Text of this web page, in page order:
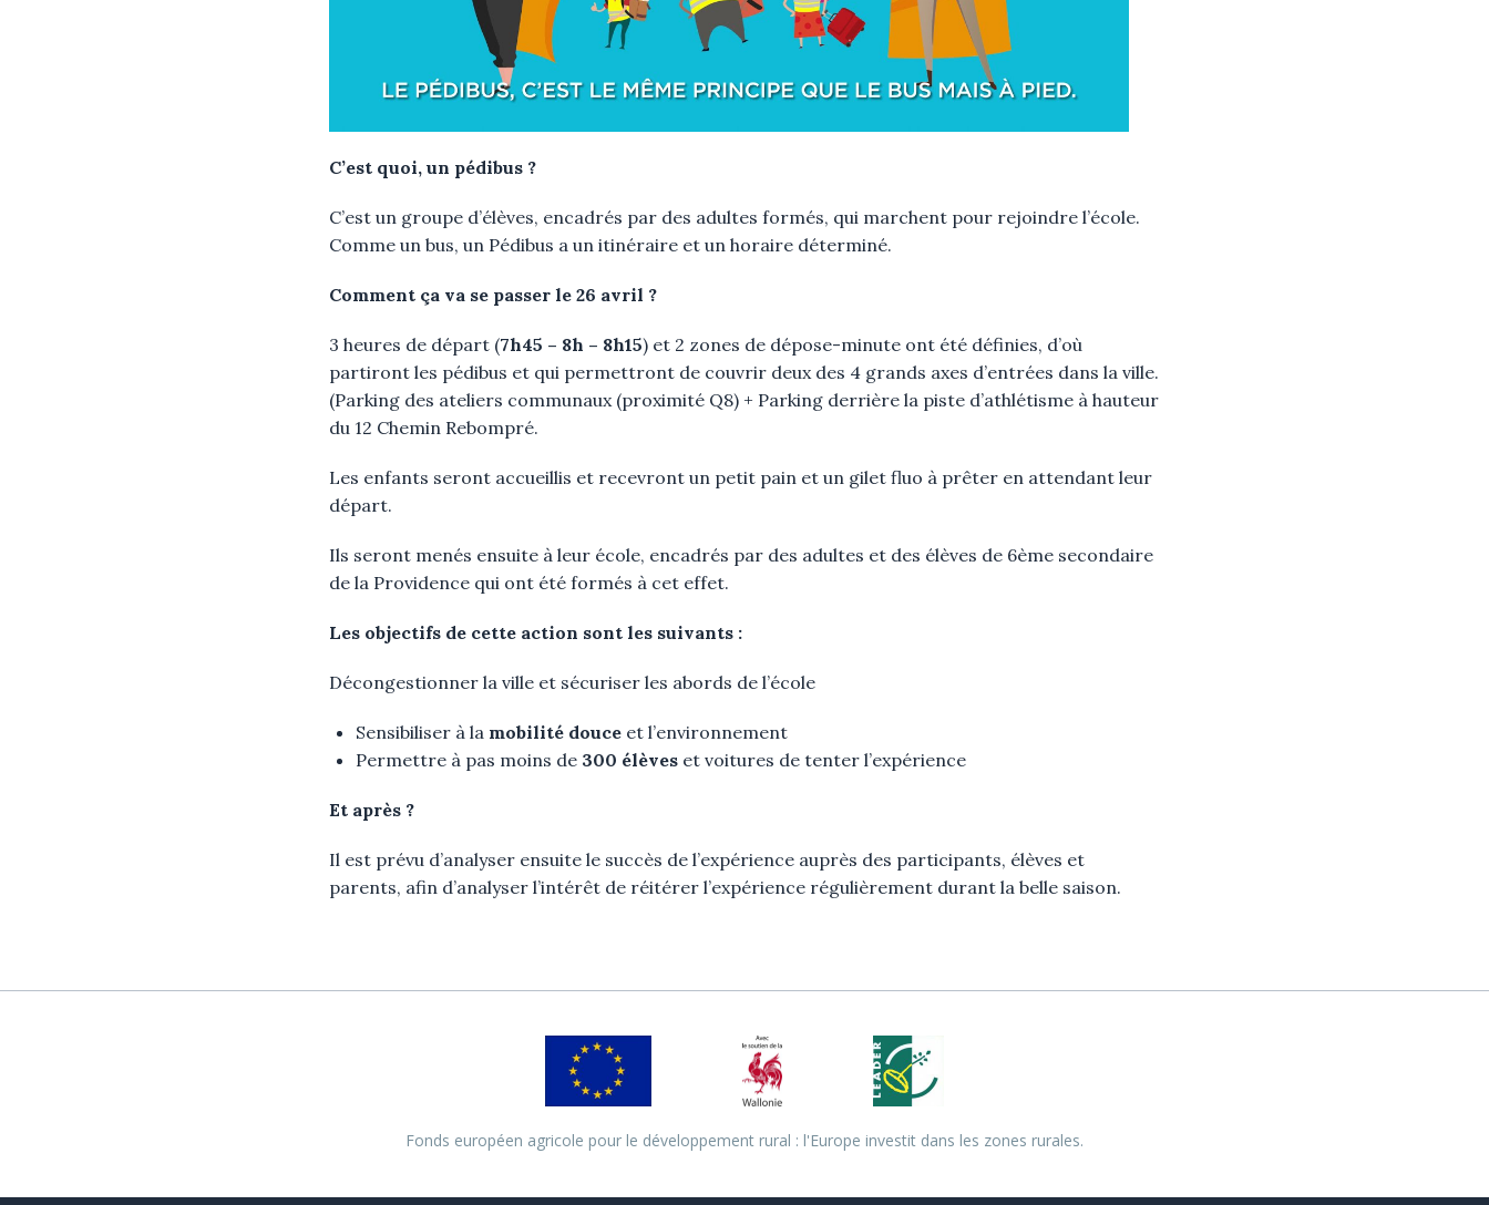
C’est quoi, un pédibus ?
C’est un groupe d’élèves, encadrés par des adultes formés, qui marchent pour rejoindre l’école.
Comme un bus, un Pédibus a un itinéraire et un horaire déterminé.
Comment ça va se passer le 26 avril ?
3 heures de départ (7h45 – 8h – 8h15) et 2 zones de dépose-minute ont été définies, d’où
partiront les pédibus et qui permettront de couvrir deux des 4 grands axes d’entrées dans la ville.
(Parking des ateliers communaux (proximité Q8) + Parking derrière la piste d’athlétisme à hauteur
du 12 Chemin Rebompré.
Les enfants seront accueillis et recevront un petit pain et un gilet fluo à prêter en attendant leur
départ.
Ils seront menés ensuite à leur école, encadrés par des adultes et des élèves de 6ème secondaire
de la Providence qui ont été formés à cet effet.
Les objectifs de cette action sont les suivants :
Décongestionner la ville et sécuriser les abords de l’école
Sensibiliser à la mobilité douce et l’environnement
Permettre à pas moins de 300 élèves et voitures de tenter l’expérience
Et après ?
Il est prévu d’analyser ensuite le succès de l’expérience auprès des participants, élèves et
parents, afin d’analyser l’intérêt de réitérer l’expérience régulièrement durant la belle saison.
Fonds européen agricole pour le développement rural : l'Europe investit dans les zones rurales.